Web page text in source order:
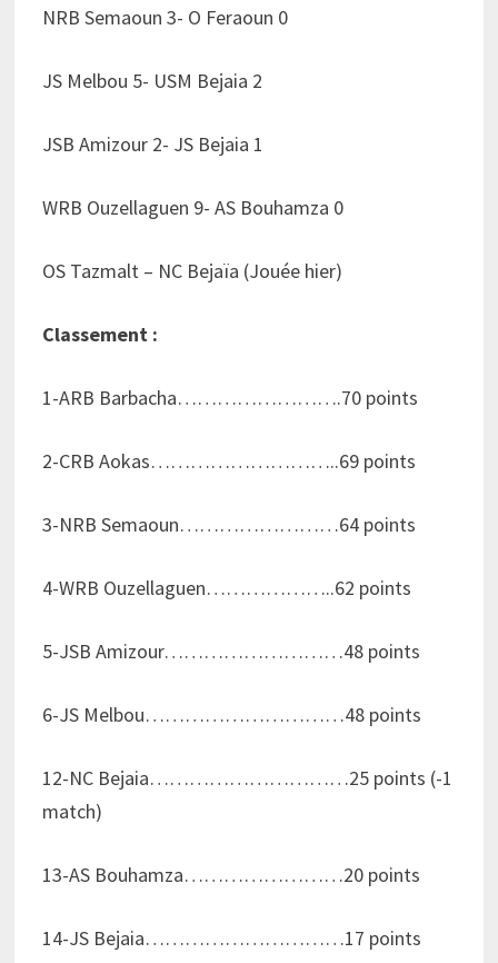
NRB Semaoun 3- O Feraoun 0
JS Melbou 5- USM Bejaia 2
JSB Amizour 2- JS Bejaia 1
WRB Ouzellaguen 9- AS Bouhamza 0
OS Tazmalt – NC Bejaïa (Jouée hier)
Classement :
1-ARB Barbacha…………………….70 points
2-CRB Aokas………………………..69 points
3-NRB Semaoun……………………64 points
4-WRB Ouzellaguen………………..62 points
5-JSB Amizour………………………48 points
6-JS Melbou…………………………48 points
12-NC Bejaia…………………………25 points (-1
match)
13-AS Bouhamza……………………20 points
14-JS Bejaia…………………………17 points